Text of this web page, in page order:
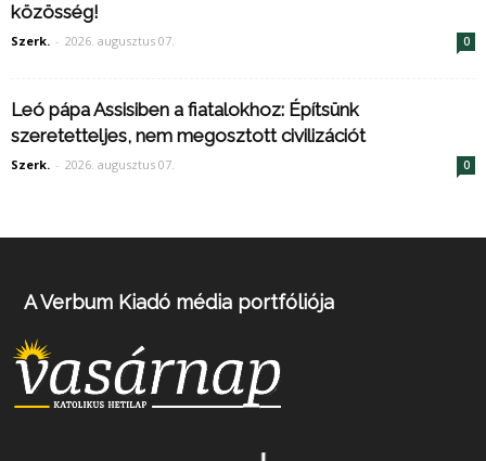
közösség!
Szerk. - 2026. augusztus 07. 0
Leó pápa Assisiben a fiatalokhoz: Építsünk
szeretetteljes, nem megosztott civilizációt
Szerk. - 2026. augusztus 07. 0
A Verbum Kiadó média portfóliója